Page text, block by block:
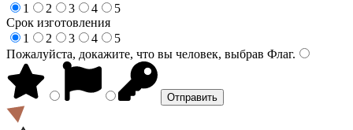
1
2 3 4
5
Срок изготовления
1
2 3 4
5
Пожалуйста, докажите, что вы человек, выбрав Флаг.